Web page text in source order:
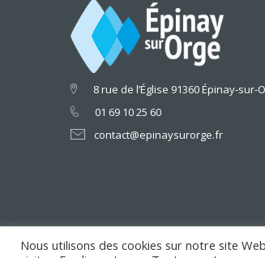
8 rue de l’Église 91360 Épinay-sur-
01 69 10 25 60
contact@epinaysurorge.fr
Nous utilisons des cookies sur notre site